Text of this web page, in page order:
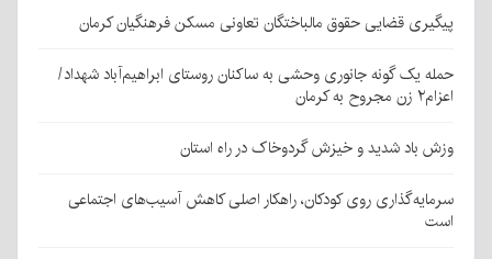
پیگیری قضایی حقوق مالباختگان تعاونی مسکن فرهنگیان کرمان
حمله یک گونه جانوری وحشی به ساکنان روستای ابراهیم‌آباد شهداد/
اعزام۲ زن مجروح به کرمان
وزش باد شدید و خیزش گردوخاک در راه استان
سرمایه‌گذاری روی کودکان، راهکار اصلی کاهش آسیب‌های اجتماعی
است